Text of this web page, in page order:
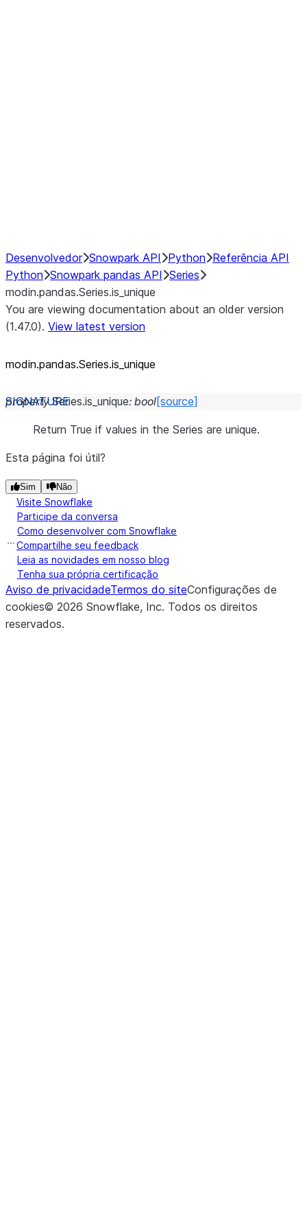
Desenvolvedor Snowpark API Python Referência API
Python Snowpark pandas API Series
modin.pandas.Series.is_unique
You are viewing documentation about an older version
(1.47.0). View latest version
modin.pandas.Series.is_ unique
property Series.is_unique: bool[source]
Return True if values in the Series are unique.
Esta página foi útil?
Sim Não
Visite Snowflake
Participe da conversa
Como desenvolver com Snowflake
Compartilhe seu feedback
Leia as novidades em nosso blog
Tenha sua própria certificação
Aviso de privacidadeTermos do siteConfigurações de
cookies© 2026 Snowflake, Inc. Todos os direitos
reservados.